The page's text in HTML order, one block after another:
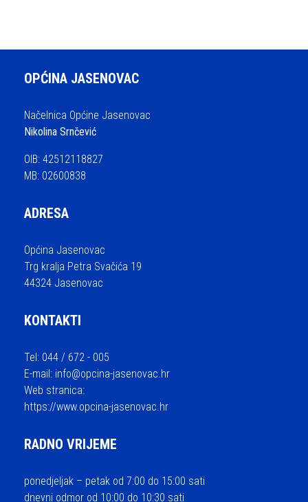
OPĆINA JASENOVAC
Načelnica Općine Jasenovac
Nikolina Srnčević
OIB: 42512118827
MB: 02600838
ADRESA
Općina Jasenovac
Trg kralja Petra Svačića 19
44324 Jasenovac
KONTAKTI
Tel: 044 / 672 - 005
E-mail: info@opcina-jasenovac.hr
Web stranica:
https://www.opcina-jasenovac.hr
RADNO VRIJEME
ponedjeljak – petak od 7:00 do 15:00 sati
dnevni odmor od 10:00 do 10:30 sati